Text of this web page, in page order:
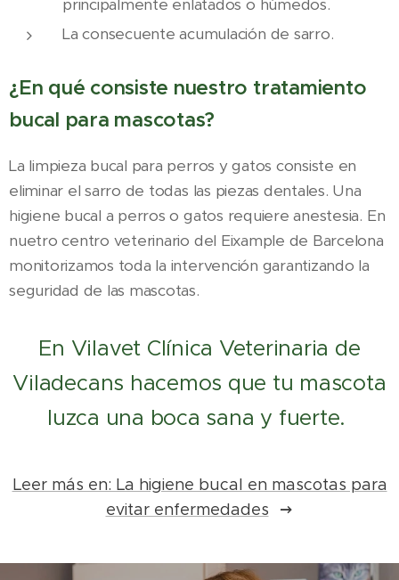
principalmente enlatados o húmedos.
La consecuente acumulación de sarro.
¿En qué consiste nuestro tratamiento
bucal para mascotas?
La limpieza bucal para perros y gatos consiste en
eliminar el sarro de todas las piezas dentales. Una
higiene bucal a perros o gatos requiere anestesia. En
nuetro centro veterinario del Eixample de Barcelona
monitorizamos toda la intervención garantizando la
seguridad de las mascotas.
En Vilavet Clínica Veterinaria de
Viladecans hacemos que tu mascota
luzca una boca sana y fuerte.
Leer más en: La higiene bucal en mascotas para
evitar enfermedades